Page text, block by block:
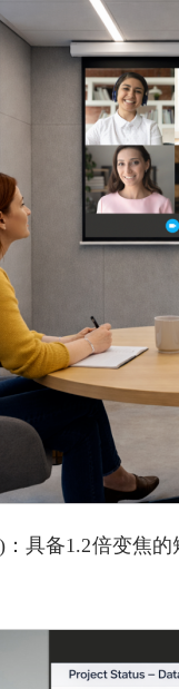
备1.2倍变焦的